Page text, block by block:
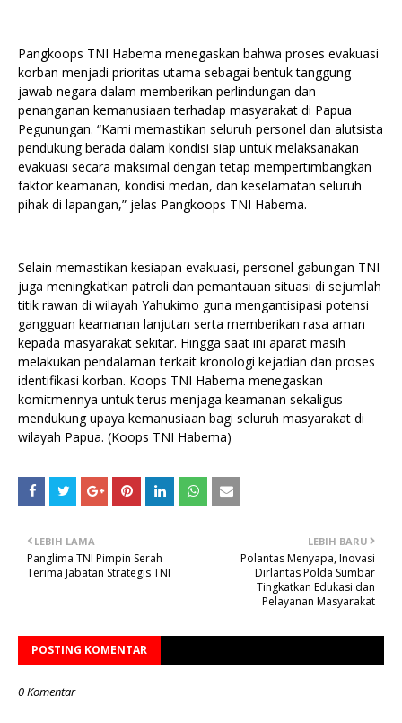
Pangkoops TNI Habema menegaskan bahwa proses evakuasi
korban menjadi prioritas utama sebagai bentuk tanggung
jawab negara dalam memberikan perlindungan dan
penanganan kemanusiaan terhadap masyarakat di Papua
Pegunungan. “Kami memastikan seluruh personel dan alutsista
pendukung berada dalam kondisi siap untuk melaksanakan
evakuasi secara maksimal dengan tetap mempertimbangkan
faktor keamanan, kondisi medan, dan keselamatan seluruh
pihak di lapangan,” jelas Pangkoops TNI Habema.
Selain memastikan kesiapan evakuasi, personel gabungan TNI
juga meningkatkan patroli dan pemantauan situasi di sejumlah
titik rawan di wilayah Yahukimo guna mengantisipasi potensi
gangguan keamanan lanjutan serta memberikan rasa aman
kepada masyarakat sekitar. Hingga saat ini aparat masih
melakukan pendalaman terkait kronologi kejadian dan proses
identifikasi korban. Koops TNI Habema menegaskan
komitmennya untuk terus menjaga keamanan sekaligus
mendukung upaya kemanusiaan bagi seluruh masyarakat di
wilayah Papua. (Koops TNI Habema)
LEBIH BARU
Polantas Menyapa, Inovasi
Dirlantas Polda Sumbar
Tingkatkan Edukasi dan
Pelayanan Masyarakat
LEBIH LAMA
Panglima TNI Pimpin Serah
Terima Jabatan Strategis TNI
POSTING KOMENTAR
0 Komentar